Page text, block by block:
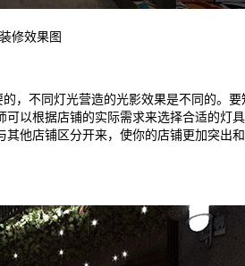
修效果图
不同灯光营造的光影效果是不同的。要
以根据店铺的实际需求来选择合适的灯
他店铺区分开来，使你的店铺更加突出